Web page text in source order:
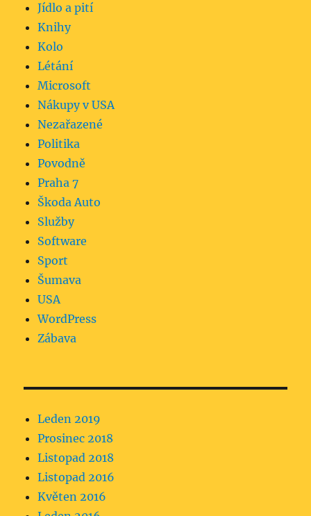
Jídlo a pití
Knihy
Kolo
Létání
Microsoft
Nákupy v USA
Nezařazené
Politika
Povodně
Praha 7
Škoda Auto
Služby
Software
Sport
Šumava
USA
WordPress
Zábava
Leden 2019
Prosinec 2018
Listopad 2018
Listopad 2016
Květen 2016